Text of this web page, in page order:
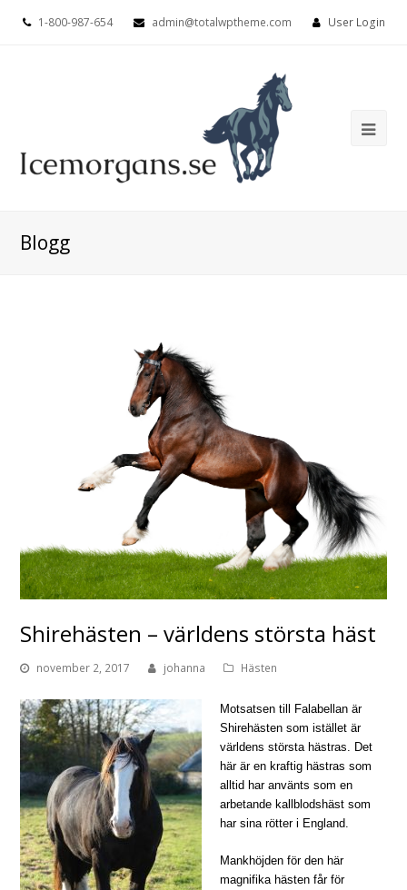
1-800-987-654 admin@totalwptheme.com User Login
Blogg
Shirehästen – världens största häst
november 2, 2017 johanna Hästen
Motsatsen till Falabellan är
Shirehästen som istället är
världens största hästras. Det
här är en kraftig hästras som
alltid har använts som en
arbetande kallblodshäst som
har sina rötter i England.
Mankhöjden för den här
magnifika hästen får för